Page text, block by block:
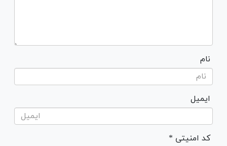
نام
ایمیل
* کد امنیتی